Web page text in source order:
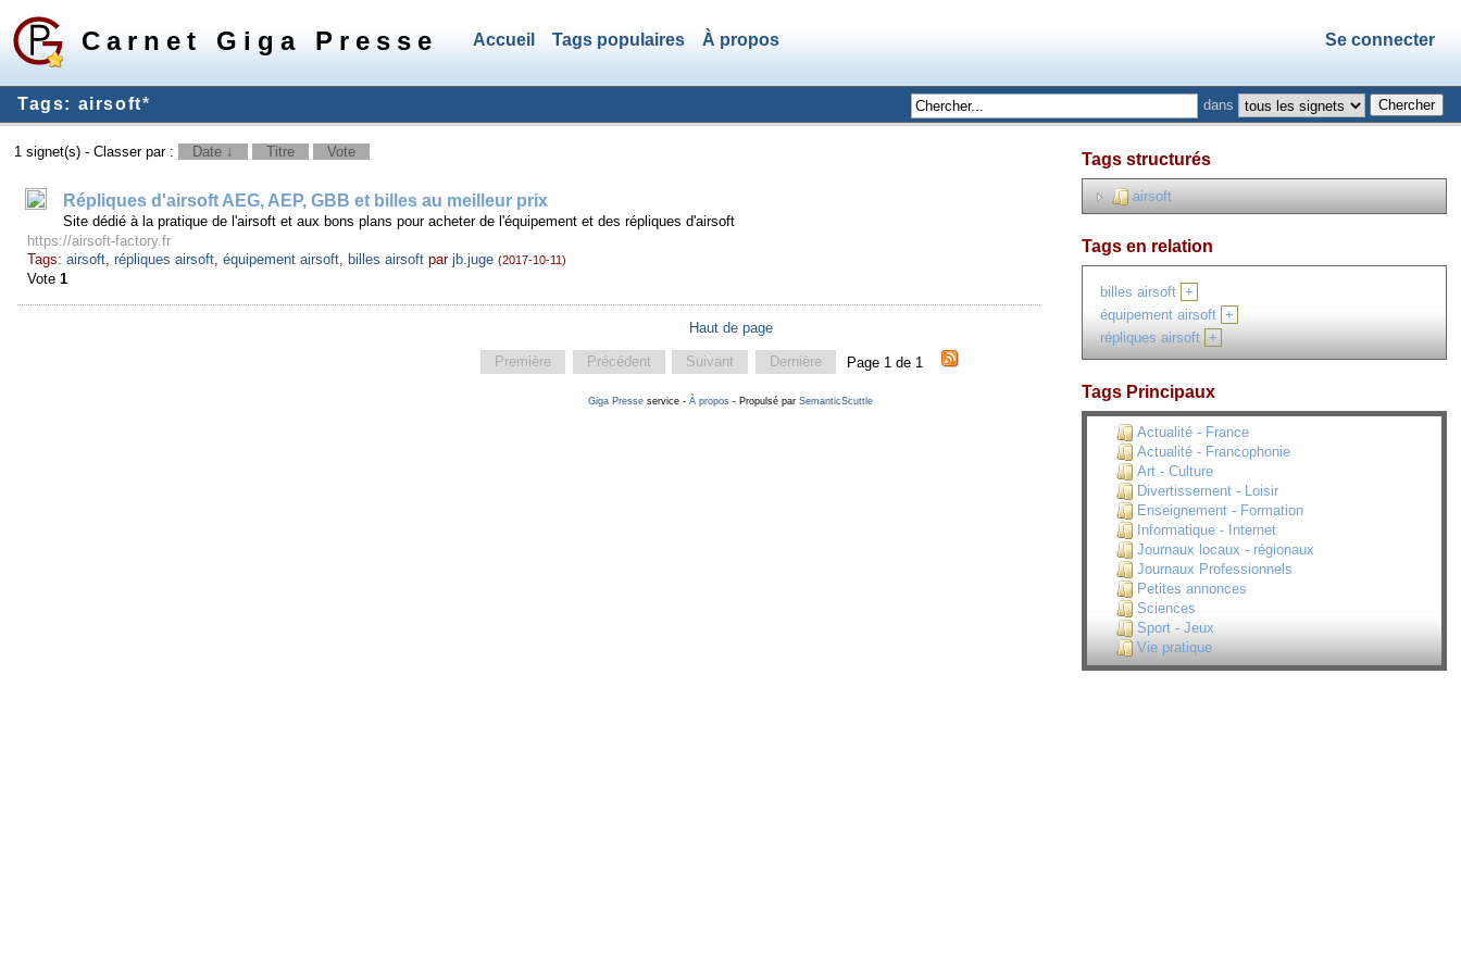
Carnet Giga Presse Accueil Tags populaires À propos Se connecter
Tags: airsoft* dans
1 signet(s) - Classer par : Date ↓ Titre Vote
Répliques d'airsoft AEG, AEP, GBB et billes au meilleur prix
Site dédié à la pratique de l'airsoft et aux bons plans pour acheter de l'équipement et des répliques d'airsoft
https://airsoft-factory.fr
Tags:airsoft,répliques airsoft,équipement airsoft, billes airsoft parjb.juge (2017-10-11)
Vote1
Haut de page
Première Précédent Suivant Dernière Page 1 de 1
Tags structurés
airsoft
Tags en relation
billes airsoft +
équipement airsoft +
répliques airsoft +
Tags Principaux
Actualité - France
Actualité - Francophonie
Art - Culture
Divertissement - Loisir
Enseignement - Formation
Informatique - Internet
Journaux locaux - régionaux
Journaux Professionnels
Petites annonces
Sciences
Sport - Jeux
Vie pratique
Giga Presse service - À propos - Propulsé par SemanticScuttle